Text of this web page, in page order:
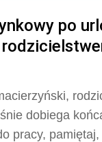
po
dobiega
pracy,